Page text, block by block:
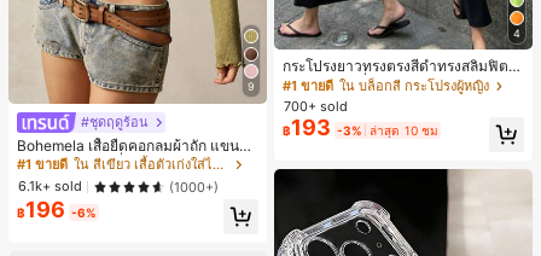
9
#ชุดฤดูร้อน
Bohemela เสื้อยืดคอกลมผ้าถัก แขนยา
ว สีเรียบ ใช้งานทั่วไป สำหรับผู้หญิง
#1 ขายดี
ใน สีเขียว เสื้อตัวเก่งใส่ได้ทุกวัน
6.1k+ sold
(1000+)
฿196 -6%
4
กระโปรงยาวทรงตรงสีดำทรงสลิมฟิต,
กระโปรงแฟชั่นผู้หญิงโพลีเอสเตอร์แบบ
สบายๆสำหรับงานปาร์ตี้, อเนกประสงค์
และน่ารัก, เหมาะสำหรับสวมใส่ประจำ
วัน, วันหยุดฤดูร้อน. เหมาะสำหรับชาย
หาด, เทศกาลดนตรี และวันหยุดฤดูร้อ
น, ยุค 90
#1 ขายดี ใน บล็อกสี กระโปรงผู้หญิง
700+ sold
฿193 -3% ล่าสุด 10 ชม